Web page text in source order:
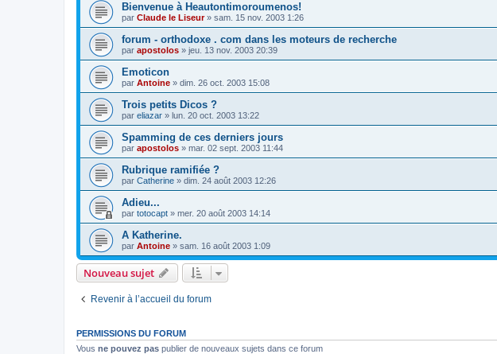
Bienvenue à Heautontimoroumenos!
par Claude le Liseur» sam. 15 nov. 2003 1:26
forum - orthodoxe . com dans les moteurs de recherche
par apostolos » jeu. 13 nov. 2003 20:39
Emoticon
par Antoine » dim. 26 oct. 2003 15:08
Trois petits Dicos ?
par eliazar » lun. 20 oct. 2003 13:22
Spamming de ces derniers jours
par apostolos » mar. 02 sept. 2003 11:44
Rubrique ramifiée ?
par Catherine » dim. 24 août 2003 12:26
Adieu...
par totocapt » mer. 20 août 2003 14:14
A Katherine.
par Antoine » sam. 16 août 2003 1:09
Nouveau sujet
Revenir à l’accueil du forum
PERMISSIONS DU FORUM
Vous ne pouvez pas publier de nouveaux sujets dans ce forum